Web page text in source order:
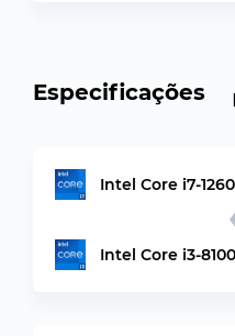
Especificações
Intel Core i7-
Intel Core i3-8100